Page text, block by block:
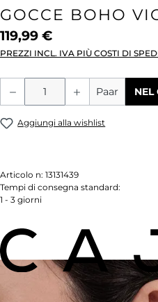
GOCCE BOHO
119,99 €
PREZZI INCL. IVA PIÙ COSTI DI
Quantità delPaar NEL
Aggiungi alla wishlist
Articolo n: 13131439
Tempi di consegna standard:
1 - 3 giorni